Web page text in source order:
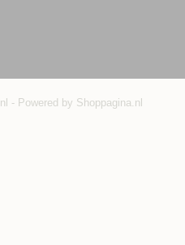
- Powered by Shoppagina.nl